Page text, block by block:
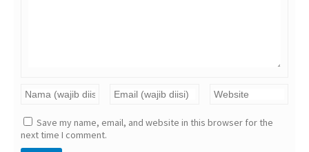
Save my name, email, and website in this browser for the
next time I comment.